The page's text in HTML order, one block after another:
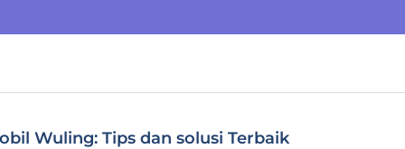
Wuling: Tips dan solusi Terbaik